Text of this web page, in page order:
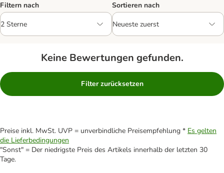
Filtern nach Sortieren nach
Keine Bewertungen gefunden.
Filter zurücksetzen
Preise inkl. MwSt. UVP = unverbindliche Preisempfehlung * Es gelten
die Lieferbedingungen
"Sonst" = Der niedrigste Preis des Artikels innerhalb der letzten 30
Tage.